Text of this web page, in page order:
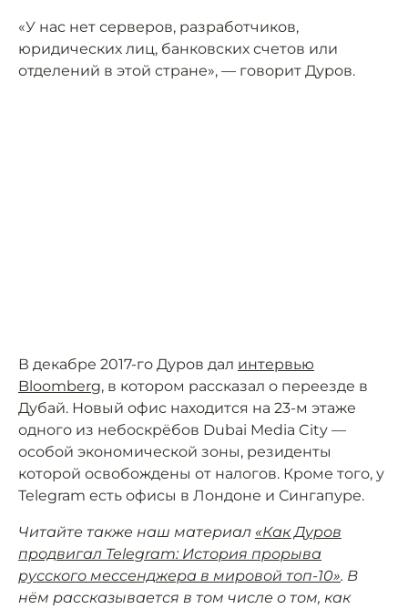
«У нас нет серверов, разработчиков,
юридических лиц, банковских счетов или
отделений в этой стране», — говорит Дуров.
В декабре 2017-го Дуров дал интервью
Bloomberg, в котором рассказал о переезде в
Дубай. Новый офис находится на 23-м этаже
одного из небоскрёбов Dubai Media City —
особой экономической зоны, резиденты
которой освобождены от налогов. Кроме того, у
Telegram есть офисы в Лондоне и Сингапуре.
Читайте также наш материал «Как Дуров
продвигал Telegram: История прорыва
русского мессенджера в мировой топ-10». В
нём рассказывается в том числе о том, как